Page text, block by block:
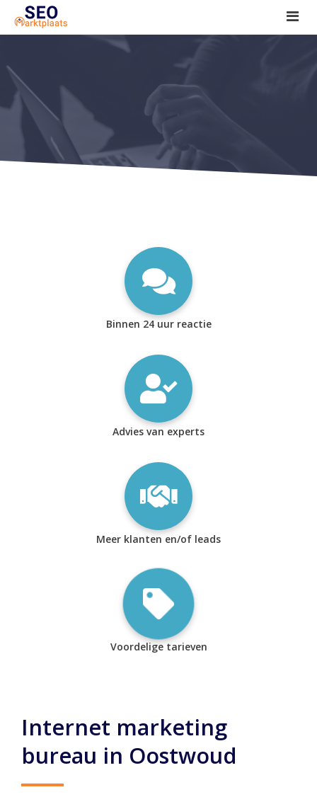
SEO tools reviews
Marketeer bij jou in de buurt?
Offerte
1. Seo voor beginners +
2. Onderzoeken +
Binnen 24 uur reactie
Advies van experts
Meer klanten en/of leads
Voordelige tarieven
Internet marketing
bureau in Oostwoud